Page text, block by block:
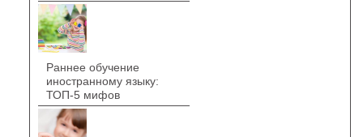
Раннее обучение
иностранному языку:
ТОП-5 мифов